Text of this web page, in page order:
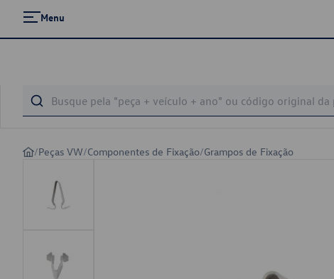
Menu
/Peças VW/Componentes de Fixação/Grampos de Fixação